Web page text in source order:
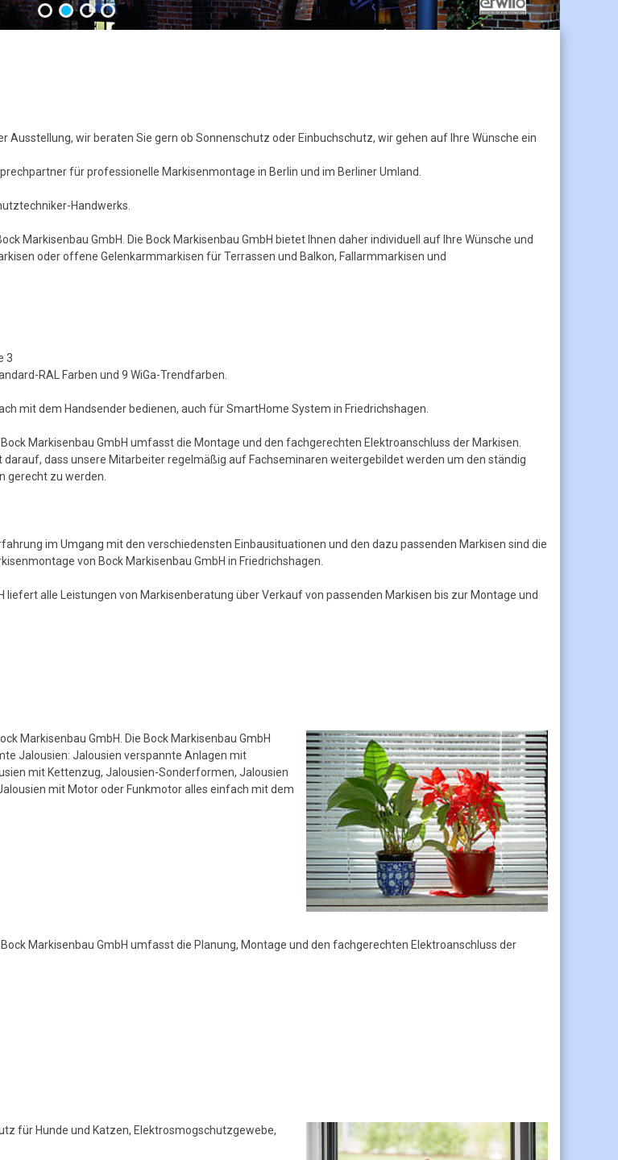
wir beraten Sie gern ob Sonnenschutz oder Einbuchschutz, wir gehen auf Ihre Wünsche ein
für professionelle Markisenmontage in Berlin und im Berliner Umland.
Handwerks.
Markisenbau GmbH. Die Bock Markisenbau GmbH bietet Ihnen daher individuell auf Ihre Wünsche und
oder offene Gelenkarmmarkisen für Terrassen und Balkon, Fallarmmarkisen und
3
RAL Farben und 9 WiGa-Trendfarben.
mit dem Handsender bedienen, auch für SmartHome System in Friedrichshagen.
Markisenbau GmbH umfasst die Montage und den fachgerechten Elektroanschluss der Markisen.
darauf, dass unsere Mitarbeiter regelmäßig auf Fachseminaren weitergebildet werden um den ständig
gerecht zu werden.
im Umgang mit den verschiedensten Einbausituationen und den dazu passenden Markisen sind die
von Bock Markisenbau GmbH in Friedrichshagen.
liefert alle Leistungen von Markisenberatung über Verkauf von passenden Markisen bis zur Montage und
Markisenbau GmbH. Die Bock Markisenbau GmbH
Jalousien: Jalousien verspannte Anlagen mit
mit Kettenzug, Jalousien-Sonderformen, Jalousien
mit Motor oder Funkmotor alles einfach mit dem
Markisenbau GmbH umfasst die Planung, Montage und den fachgerechten Elektroanschluss der
für Hunde und Katzen, Elektrosmogschutzgewebe,